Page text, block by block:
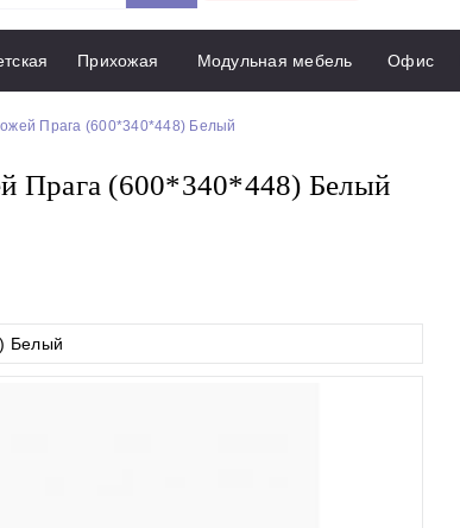
Прихожая Модульная мебель Офис
Прага (600*340*448) Белый
Прага (600*340*448) Белый